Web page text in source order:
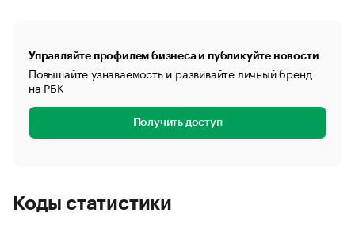
Управляйте профилем бизнеса и публикуйте новости
Повышайте узнаваемость и развивайте личный бренд
на РБК
Получить доступ
Коды статистики